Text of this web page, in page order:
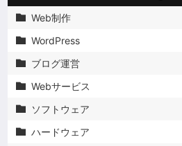
 Web制作
 WordPress
 ブログ運営
 Webサービス
 ソフトウェア
 ハードウェア